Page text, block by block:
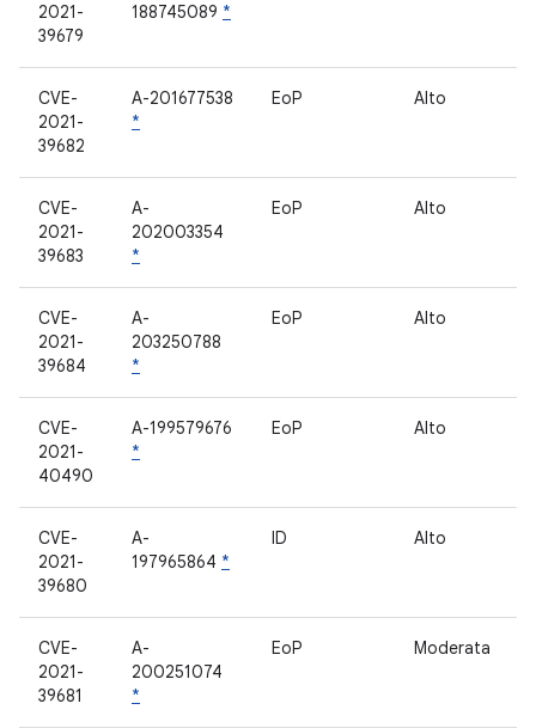
2021-
39679
188745089 *
CVE-
2021-
39682
A-201677538
*
EoP Alto
CVE-
2021-
39683
A-
202003354
*
EoP Alto
CVE-
2021-
39684
A-
203250788
*
EoP Alto
CVE-
2021-
40490
A-199579676
*
EoP Alto
CVE-
2021-
39680
A-
197965864 *
ID Alto
CVE-
2021-
39681
A-
200251074
*
EoP Moderata